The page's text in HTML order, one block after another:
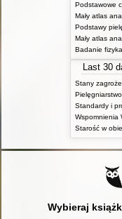
Mały atlas
Podstawy
Mały atlas
Last 30
Wspomnienia
Wybieraj